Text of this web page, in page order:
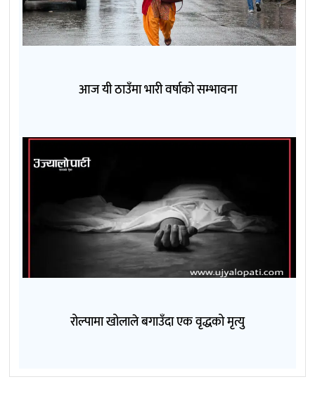
आज यी ठाउँमा भारी वर्षाको सम्भावना
रोल्पामा खोलाले बगाउँदा एक वृद्धको मृत्यु